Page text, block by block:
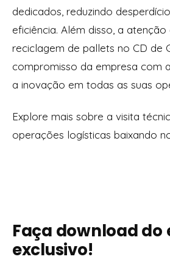
dedicados, reduzindo
eficiência. Além disso, a
reciclagem de pallets no CD de
compromisso da empresa com
a inovação em todas as suas
Explore mais sobre a visita
operações logísticas baixando
Faça download do
exclusivo!